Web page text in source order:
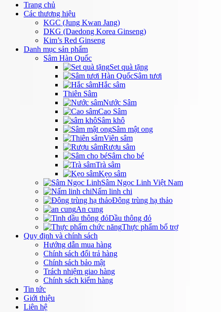
Trang chủ
Các thương hiệu
KGC (Jung Kwan Jang)
DKG (Daedong Korea Ginseng)
Kim’s Red Ginseng
Danh mục sản phẩm
Sâm Hàn Quốc
Set quà tặng
Sâm tươi
Hắc sâm
Thiên Sâm
Nước Sâm
Cao Sâm
Sâm khô
Sâm mật ong
Viên sâm
Rượu sâm
Sâm cho bé
Trà sâm
Kẹo sâm
Sâm Ngọc Linh Việt Nam
Nấm linh chi
Đông trùng hạ thảo
An cung
Dầu thông đỏ
Thực phẩm bổ trợ
Quy định và chính sách
Hướng dẫn mua hàng
Chính sách đổi trả hàng
Chính sách bảo mật
Trách nhiệm giao hàng
Chính sách kiểm hàng
Tin tức
Giới thiệu
Liên hệ